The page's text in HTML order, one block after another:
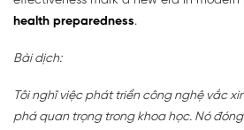
health preparedness.
Bài dịch:
Tôi nghĩ việc phát triển công nghệ vắc
phá quan trọng trong khoa học. Nó